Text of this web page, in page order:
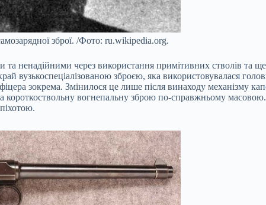
зброї. /Фото: ru.wikipedia.org.
ненадійними через використання примітивних стволів та
вузькоспеціалізованою зброєю, яка використовувалася
зокрема. Змінилося це лише після винаходу механізму
короткоствольну вогнепальну зброю по-справжньому